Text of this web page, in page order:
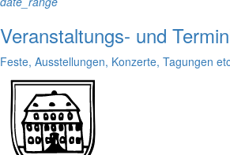
Veranstaltungs- und
Feste, Ausstellungen, Konzerte, Tagungen